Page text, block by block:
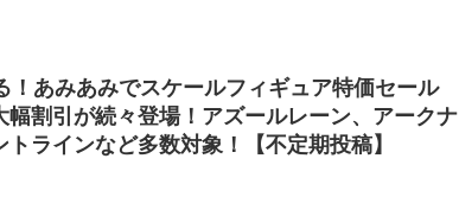
！あみあみでスケールフィギュア特価セール
幅割引が続々登場！アズールレーン、アークナ
ラインなど多数対象！【不定期投稿】